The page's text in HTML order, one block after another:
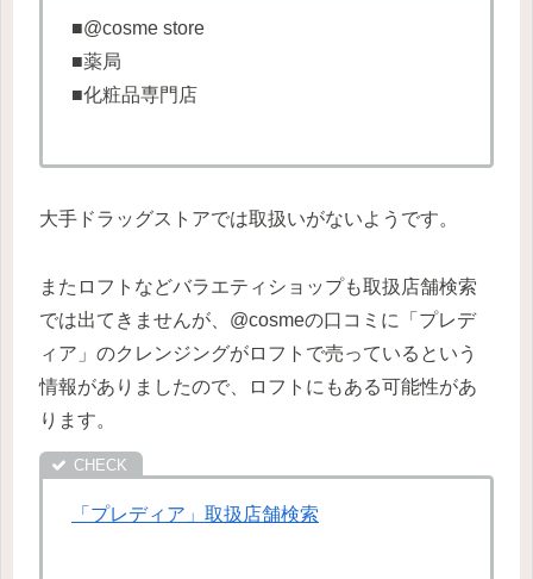
■@cosme store
■薬局
■化粧品専門店
大手ドラッグストアでは取扱いがないようです。
またロフトなどバラエティショップも取扱店舗検索
では出てきませんが、@cosmeの口コミに「プレデ
ィア」のクレンジングがロフトで売っているという
情報がありましたので、ロフトにもある可能性があ
ります。
「プレディア」取扱店舗検索